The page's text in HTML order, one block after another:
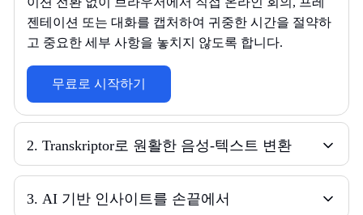
젠테이션 또는 대화를 캡처하여 귀중한 시간을 절약하
고 중요한 세부 사항을 놓치지 않도록 합니다.
무료로 시작하기
2. Transkriptor로 원활한 음성-텍스트 변환
3. AI 기반 인사이트를 손끝에서